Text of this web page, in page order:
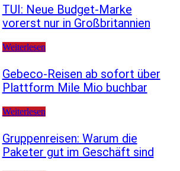
TUI: Neue Budget-Marke
vorerst nur in Großbritannien
Weiterlesen
Gebeco-Reisen ab sofort über
Plattform Mile Mio buchbar
Weiterlesen
Gruppenreisen: Warum die
Paketer gut im Geschäft sind